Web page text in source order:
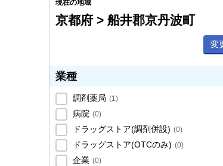
現在の地域
京都府 > 船井郡京丹波町
変
業種
調剤薬局 (1)
病院 (0)
ドラッグストア(調剤併設) (0)
ドラッグストア(OTCのみ) (0)
企業 (0)